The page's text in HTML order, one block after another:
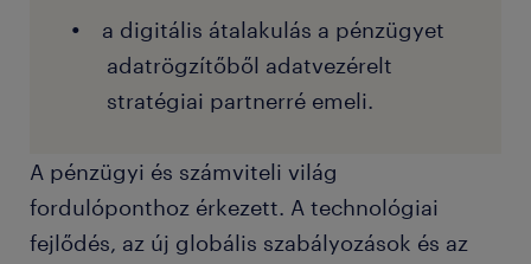
a digitális átalakulás a pénzügyet
adatrögzítőből adatvezérelt
stratégiai partnerré emeli.
A pénzügyi és számviteli világ
fordulóponthoz érkezett. A technológiai
fejlődés, az új globális szabályozások és az